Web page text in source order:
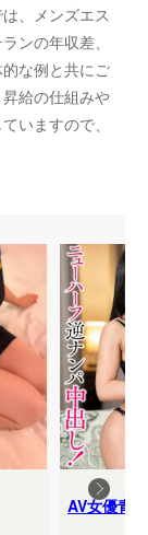
、メンズエス
ンの年収差、
な例と共にご
給の仕組みや
いますので、